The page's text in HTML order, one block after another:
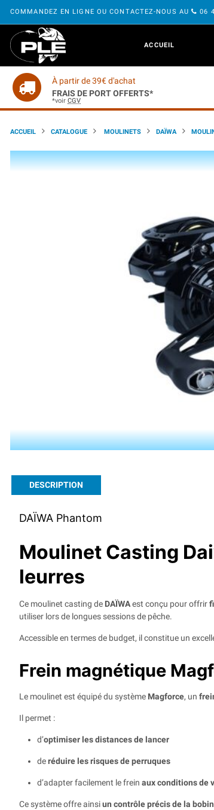
COMMANDEZ EN LIGNE OU CONTACTEZ-NOUS AU 06
ACCUEIL
À partir de 39€ d'achat
FRAIS DE PORT OFFERTS*
*voir CGV
ACCUEIL CATALOGUE MOULINETS DAÏWA
DESCRIPTION
DAÏWA Phantom
Moulinet Casting
leurres
Ce moulinet casting de DAÏWAest conçu pour offrir
utiliser lors de longues sessions de pêche.
Accessible en termes de budget, il constitue un
Frein magnétique
Le moulinet est équipé du système Magforce, un
Il permet :
d’optimiser les distances de lancer
deréduire les risques de perruques
d’adapter facilement le frein aux conditions de
Ce système offre ainsiun contrôle précis de la